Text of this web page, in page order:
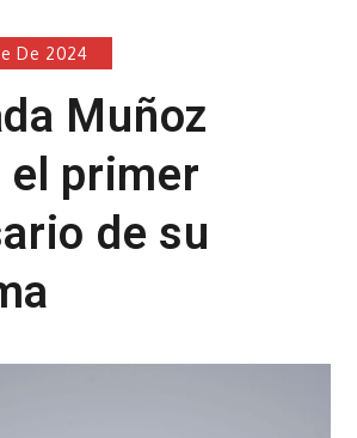
De 2024
Muñoz
el primer
de su